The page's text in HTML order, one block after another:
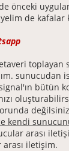
önceki
de kafalar
toplayan
sunucudan
bütün
kendi
arası
iletişim.